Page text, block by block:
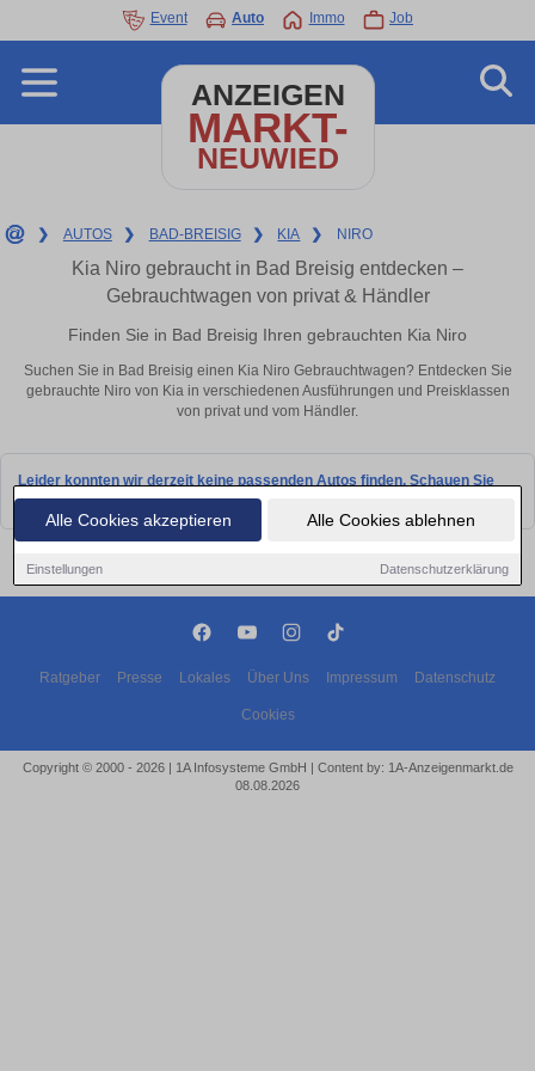
Alle Cookies akzeptieren Alle Cookies ablehnen
Einstellungen Datenschutzerklärung
Event Auto Immo Job
ANZEIGEN
MARKT-
NEUWIED
❯ AUTOS ❯ BAD-BREISIG ❯ KIA ❯ NIRO
Kia Niro gebraucht in Bad Breisig entdecken –
Gebrauchtwagen von privat & Händler
Finden Sie in Bad Breisig Ihren gebrauchten Kia Niro
Suchen Sie in Bad Breisig einen Kia Niro Gebrauchtwagen? Entdecken Sie
gebrauchte Niro von Kia in verschiedenen Ausführungen und Preisklassen
von privat und vom Händler.
Leider konnten wir derzeit keine passenden Autos finden. Schauen Sie
bald wieder vorbei!
Ratgeber Presse Lokales Über Uns Impressum Datenschutz
Cookies
Copyright © 2000 - 2026 | 1A Infosysteme GmbH | Content by: 1A-Anzeigenmarkt.de
08.08.2026